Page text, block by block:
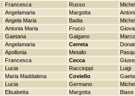
Francesca Russo
Angelamaria Margotta
Angela Maria Badia
Antonia Maria Frucci
Gaetana Galgano Marco
Angelamaria Cerreta
Apollonia Metallo
Francesca Cecca
Lucia Raccioppi Luigi
Maria Maddalena Coviello
Lucia Germano
Elisabetta Margotta Biase